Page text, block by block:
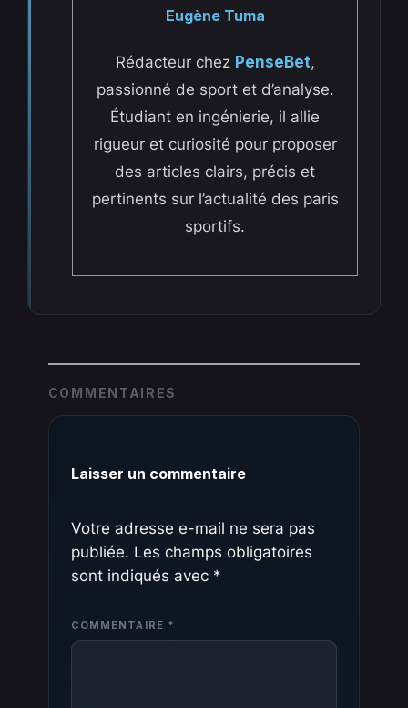
Eugène Tuma
Rédacteur chez PenseBet,
passionné de sport et d’analyse.
Étudiant en ingénierie, il allie
rigueur et curiosité pour proposer
des articles clairs, précis et
pertinents sur l’actualité des paris
sportifs.
COMMENTAIRES
Laisser un commentaire
Votre adresse e-mail ne sera pas
publiée. Les champs obligatoires
sont indiqués avec *
COMMENTAIRE *